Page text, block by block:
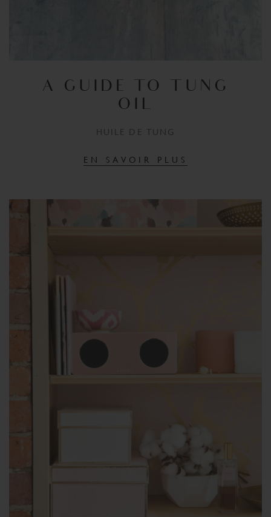
A GUIDE TO TUNG
OIL
HUILE DE TUNG
EN SAVOIR PLUS